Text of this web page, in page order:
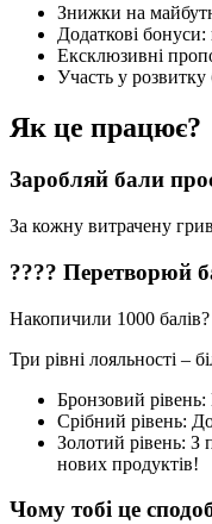
Знижки на
Додаткові
Ексклюзивні
Участь у
Як це працює?
Заробляй бали
За кожну витрачену
???? Перетворюй
Накопичили 1000
Три рівні лояльності –
Бронзовий
Срібний рівень:
Золотий рівень: З
нових продуктів!
Чому тобі це